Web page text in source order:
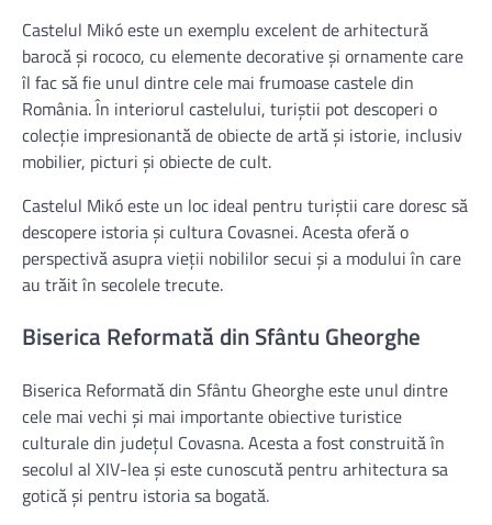
Castelul Mikó este un exemplu excelent de arhitectură
barocă și rococo, cu elemente decorative și ornamente care
îl fac să fie unul dintre cele mai frumoase castele din
România. În interiorul castelului, turiștii pot descoperi o
colecție impresionantă de obiecte de artă și istorie, inclusiv
mobilier, picturi și obiecte de cult.
Castelul Mikó este un loc ideal pentru turiștii care doresc să
descopere istoria și cultura Covasnei. Acesta oferă o
perspectivă asupra vieții nobililor secui și a modului în care
au trăit în secolele trecute.
Biserica Reformată din Sfântu Gheorghe
Biserica Reformată din Sfântu Gheorghe este unul dintre
cele mai vechi și mai importante obiective turistice
culturale din județul Covasna. Acesta a fost construită în
secolul al XIV-lea și este cunoscută pentru arhitectura sa
gotică și pentru istoria sa bogată.